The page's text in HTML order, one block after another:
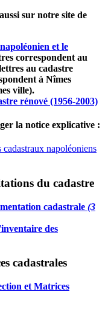
sur notre site de
et le
correspondent au
au cadastre
à Nîmes
ville).
rénové (1956-2003)
la notice explicative :
napoléoniens
du cadastre
cadastrale (3
des
cadastrales
et Matrices